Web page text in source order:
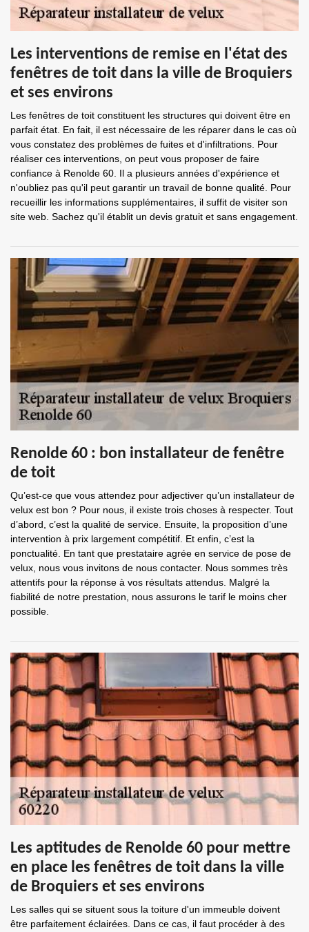
Les interventions de remise en l'état des
fenêtres de toit dans la ville de Broquiers
et ses environs
Les fenêtres de toit constituent les structures qui doivent être en
parfait état. En fait, il est nécessaire de les réparer dans le cas où
vous constatez des problèmes de fuites et d'infiltrations. Pour
réaliser ces interventions, on peut vous proposer de faire
confiance à Renolde 60. Il a plusieurs années d'expérience et
n'oubliez pas qu'il peut garantir un travail de bonne qualité. Pour
recueillir les informations supplémentaires, il suffit de visiter son
site web. Sachez qu'il établit un devis gratuit et sans engagement.
Renolde 60 : bon installateur de fenêtre
de toit
Qu’est-ce que vous attendez pour adjectiver qu’un installateur de
velux est bon ? Pour nous, il existe trois choses à respecter. Tout
d’abord, c’est la qualité de service. Ensuite, la proposition d’une
intervention à prix largement compétitif. Et enfin, c’est la
ponctualité. En tant que prestataire agrée en service de pose de
velux, nous vous invitons de nous contacter. Nous sommes très
attentifs pour la réponse à vos résultats attendus. Malgré la
fiabilité de notre prestation, nous assurons le tarif le moins cher
possible.
Les aptitudes de Renolde 60 pour mettre
en place les fenêtres de toit dans la ville
de Broquiers et ses environs
Les salles qui se situent sous la toiture d'un immeuble doivent
être parfaitement éclairées. Dans ce cas, il faut procéder à des